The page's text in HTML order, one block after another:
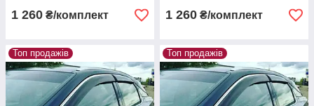
1 260 ₴/комплект 1 260 ₴/комплект
Топ продажів Топ продажів